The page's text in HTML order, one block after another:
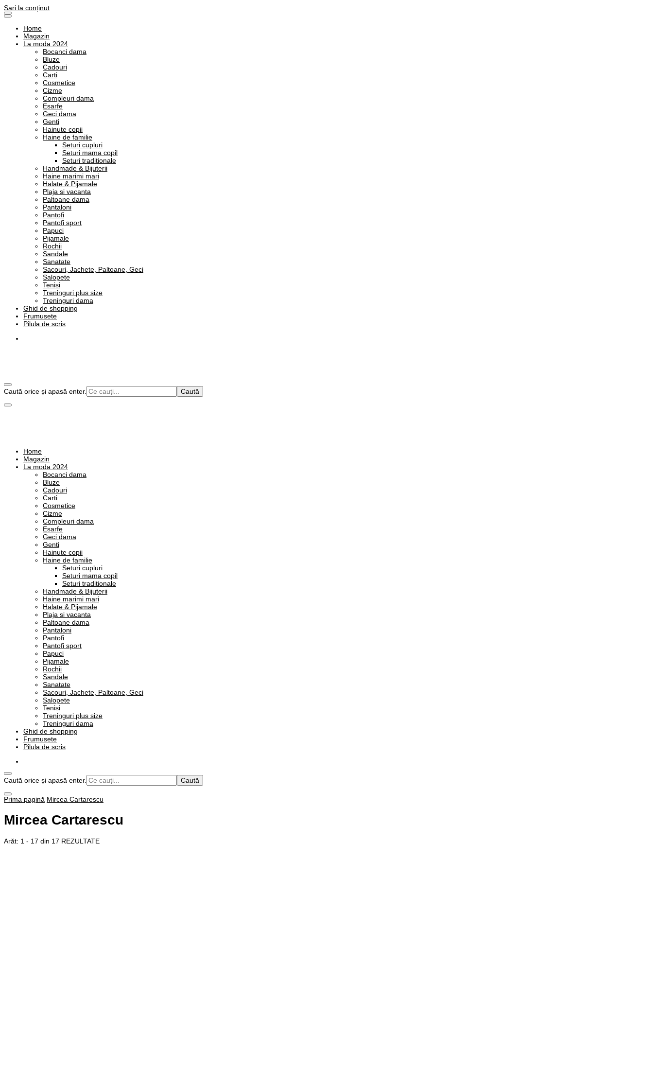
Sari la conținut
Home
Magazin
La moda 2024
Bocanci dama
Bluze
Cadouri
Carti
Cosmetice
Cizme
Compleuri dama
Esarfe
Geci dama
Genti
Hainute copii
Haine de familie
Seturi cupluri
Seturi mama copil
Seturi traditionale
Handmade & Bijuterii
Haine marimi mari
Halate & Pijamale
Plaja si vacanta
Paltoane dama
Pantaloni
Pantofi
Pantofi sport
Papuci
Pijamale
Rochii
Sandale
Sanatate
Sacouri, Jachete, Paltoane, Geci
Salopete
Tenisi
Treninguri plus size
Treninguri dama
Ghid de shopping
Frumusete
Pilula de scris
❤️ Stilul Meu Natural in Culori
Alege o viata plina de culoare!
Cauți
Caută orice și apasă enter.
❤️ Stilul Meu Natural in Culori
Alege o viata plina de culoare!
Home
Magazin
La moda 2024
Bocanci dama
Bluze
Cadouri
Carti
Cosmetice
Cizme
Compleuri dama
Esarfe
Geci dama
Genti
Hainute copii
Haine de familie
Seturi cupluri
Seturi mama copil
Seturi traditionale
Handmade & Bijuterii
Haine marimi mari
Halate & Pijamale
Plaja si vacanta
Paltoane dama
Pantaloni
Pantofi
Pantofi sport
Papuci
Pijamale
Rochii
Sandale
Sanatate
Sacouri, Jachete, Paltoane, Geci
Salopete
Tenisi
Treninguri plus size
Treninguri dama
Ghid de shopping
Frumusete
Pilula de scris
Cauți
Caută orice și apasă enter.
Prima pagină Mircea Cartarescu
Mircea Cartarescu
Arăt: 1 - 17 din 17 REZULTATE